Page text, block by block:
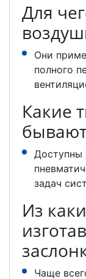
Для
Они
полного
Какие
Доступны
задач
Из
Чаще